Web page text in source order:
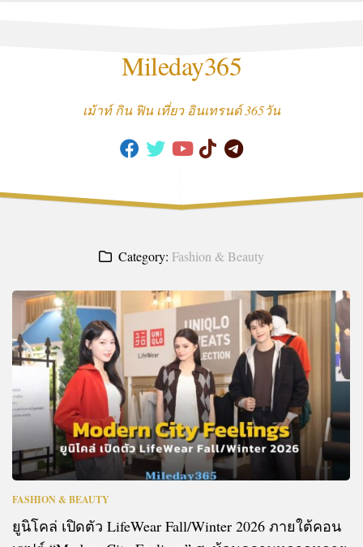
Mileday365
เม้าท์ กิน ฟิน เที่ยว อินเทรนด์ 365วัน
Category: Fashion & Beauty
FASHION & BEAUTY
ยูนิโคล่ เปิดตัว LifeWear Fall/Winter 2026 ภายใต้คอน